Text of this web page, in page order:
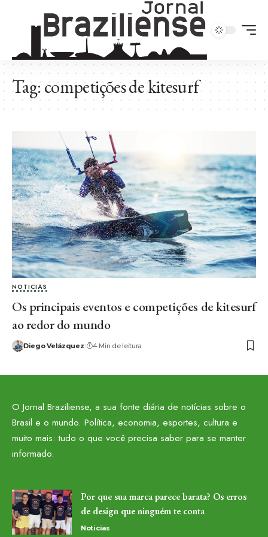
Tag:competições de kitesurf
NOTICIAS
Os principais eventos e competições de kitesurf
ao redor do mundo
Diego Velázquez 4 Min de leitura
O Jornal Braziliense, a sua fonte diária de notícias sobre o
Brasil e o mundo. Política, economia, esportes, cultura e
muito mais: tudo o que você precisa saber para se manter
informado.
Por que sua marca parece barata? Os erros
de design que ninguém te conta
Noticias